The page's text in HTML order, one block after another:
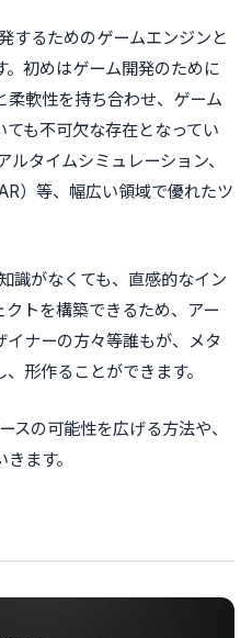
するためのゲームエンジンと
。初めはゲーム開発のために
軟性を持ち合わせ、ゲーム
も不可欠な存在となってい
タイムシミュレーション、
）等、幅広い領域で優れたツ
識がなくても、直感的なイン
トを構築できるため、アー
ナーの方々等誰もが、メタ
形作ることができます。
スの可能性を広げる方法や、
ます。